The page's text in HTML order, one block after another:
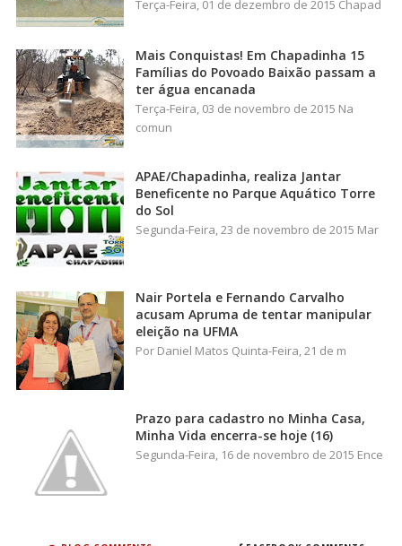
Terça-Feira, 01 de dezembro de 2015 Chapad
Mais Conquistas! Em Chapadinha 15
Famílias do Povoado Baixão passam a
ter água encanada
Terça-Feira, 03 de novembro de 2015 Na
comun
APAE/Chapadinha, realiza Jantar
Beneficente no Parque Aquático Torre
do Sol
Segunda-Feira, 23 de novembro de 2015 Mar
Nair Portela e Fernando Carvalho
acusam Apruma de tentar manipular
eleição na UFMA
Por Daniel Matos Quinta-Feira, 21 de m
Prazo para cadastro no Minha Casa,
Minha Vida encerra-se hoje (16)
Segunda-Feira, 16 de novembro de 2015 Ence